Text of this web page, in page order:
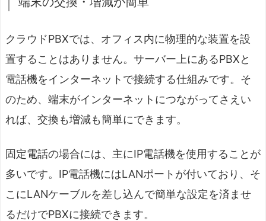
クラウドPBXでは、オフィス内に物理的な装置を設
置することはありません。サーバー上にあるPBXと
電話機をインターネットで接続する仕組みです。そ
のため、端末がインターネットにつながってさえい
れば、交換も増減も簡単にできます。
固定電話の場合には、主にIP電話機を使用することが
多いです。IP電話機にはLANポートが付いており、そ
こにLANケーブルを差し込んで簡単な設定を済ませ
るだけでPBXに接続できます。